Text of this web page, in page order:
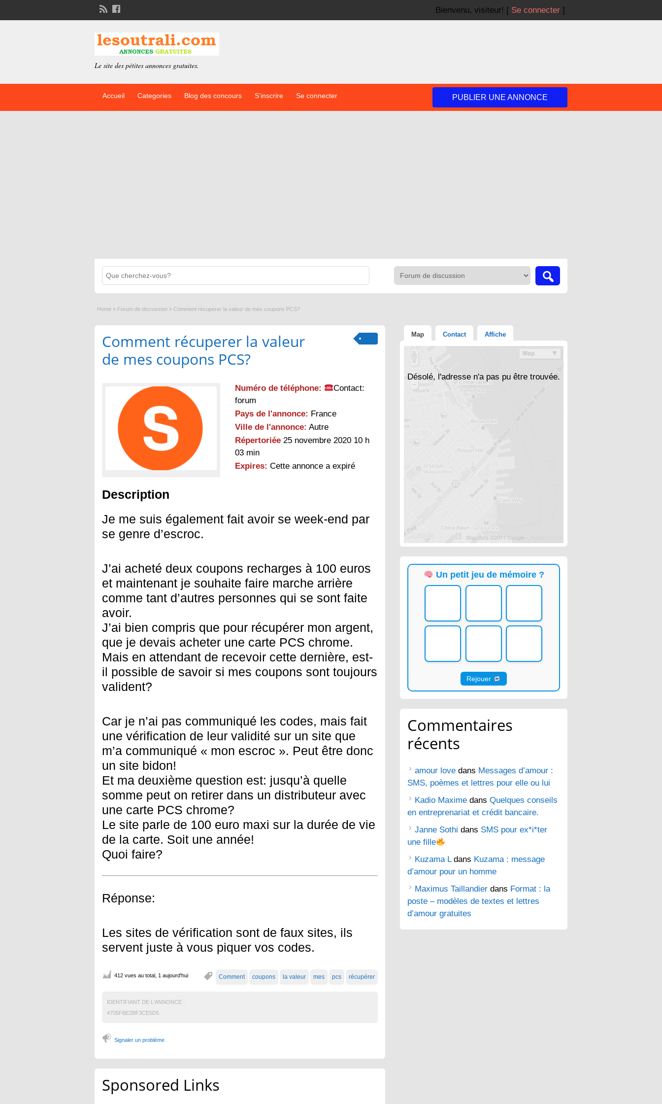
Bienvenu, visiteur! [ Se connecter ]
Le site des pétites annonces gratuites.
Accueil Categories Blog des concours S’inscrire Se connecter PUBLIER UNE ANNONCE
Home » Forum de discussion » Comment récuperer la valeur de mes coupons PCS?
Comment récuperer la valeur
de mes coupons PCS?
Numéro de téléphone:
Contact:
forum
Pays de l'annonce: France
Ville de l'annonce: Autre
Répertoriée 25 novembre 2020 10 h
03 min
Expires: Cette annonce a expiré
Description
Je me suis également fait avoir se week-end par
se genre d’escroc.
J’ai acheté deux coupons recharges à 100 euros
et maintenant je souhaite faire marche arrière
comme tant d’autres personnes qui se sont faite
avoir.
J’ai bien compris que pour récupérer mon argent,
que je devais acheter une carte PCS chrome.
Mais en attendant de recevoir cette dernière, est-
il possible de savoir si mes coupons sont toujours
valident?
Car je n’ai pas communiqué les codes, mais fait
une vérification de leur validité sur un site que
m’a communiqué « mon escroc ». Peut être donc
un site bidon!
Et ma deuxième question est: jusqu’à quelle
somme peut on retirer dans un distributeur avec
une carte PCS chrome?
Le site parle de 100 euro maxi sur la durée de vie
de la carte. Soit une année!
Quoi faire?
Réponse:
Les sites de vérification sont de faux sites, ils
servent juste à vous piquer vos codes.
Comment coupons la valeur mes pcs récupérer
412 vues au total, 1 aujourd'hui
IDENTIFIANT DE L'ANNONCE :
4705FBE2BF3CE5D5
Signaler un problème
Sponsored Links
Map Contact Affiche
Désolé, l'adresse n'a pas pu être trouvée.
Un petit jeu de mémoire ?
Rejouer
Commentaires
récents
amour love dans Messages d’amour :
SMS, poèmes et lettres pour elle ou lui
Kadio Maxime dans Quelques conseils
en entreprenariat et crédit bancaire.
Janne Sothi dans SMS pour ex*i*ter
une fille
Kuzama Ldans Kuzama : message
d’amour pour un homme
Maximus Taillandier dans Format : la
poste – modèles de textes et lettres
d’amour gratuites